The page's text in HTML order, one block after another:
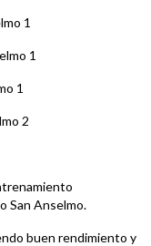
1
1
1
2
San Anselmo.
buen rendimiento y